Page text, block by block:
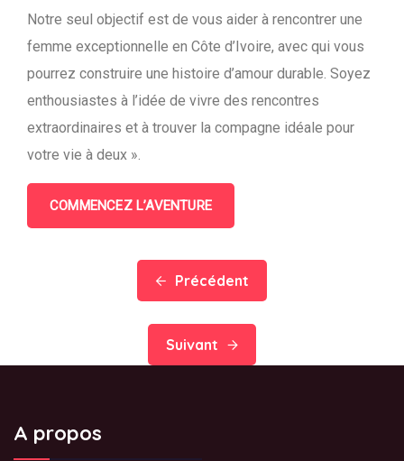
Notre seul objectif est de vous aider à rencontrer une
femme exceptionnelle en Côte d’Ivoire, avec qui vous
pourrez construire une histoire d’amour durable. Soyez
enthousiastes à l’idée de vivre des rencontres
extraordinaires et à trouver la compagne idéale pour
votre vie à deux ».
COMMENCEZ L’AVENTURE
Précédent
Suivant
A propos